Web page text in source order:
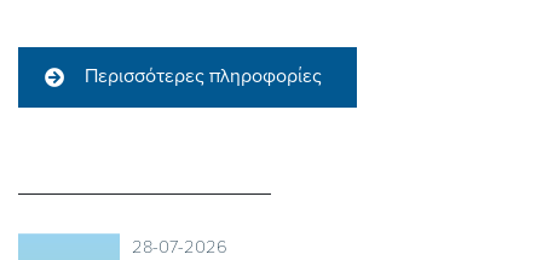
Περισσότερες πληροφορίες
28-07-2026